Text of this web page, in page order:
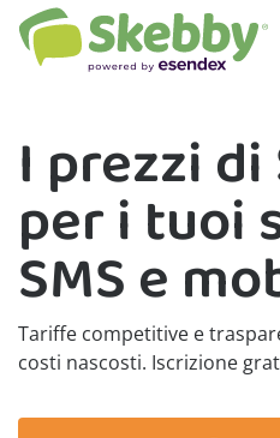
I prezzi
per i tuoi
SMS e
Tariffe competitive e
costi nascosti. Iscrizione